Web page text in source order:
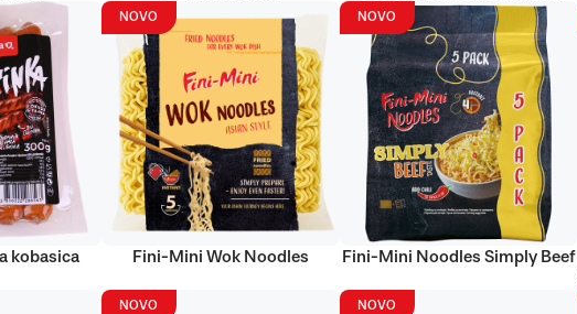
kobasica
NOVO
Fini-Mini Wok Noodles
NOVO
Fini-Mini Noodles Simply Beef
NOVO NOVO